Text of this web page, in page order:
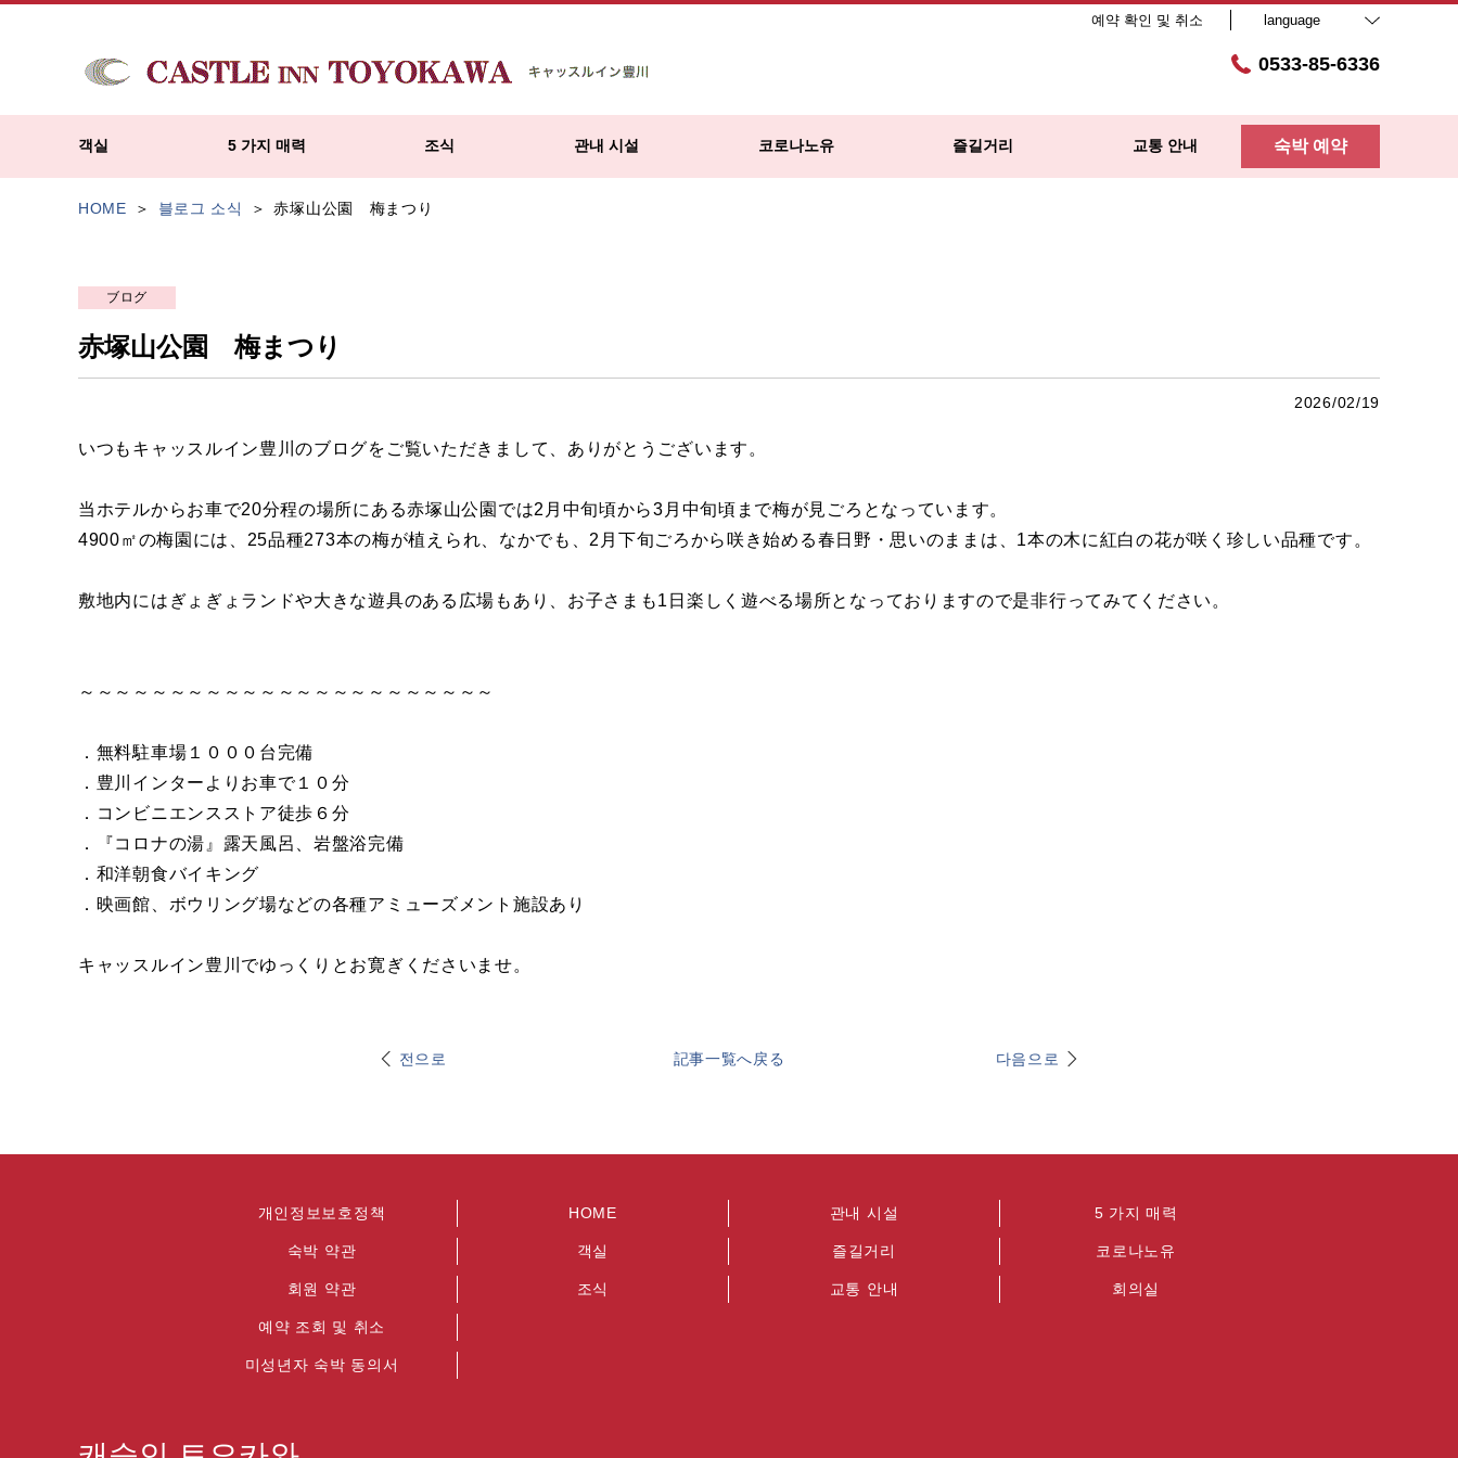
예약 확인 및 취소 language
0533-85-6336
객실 5 가지 매력 조식 관내 시설 코로나노유 즐길거리 교통 안내 숙박 예약
HOME 블로그 소식 赤塚山公園 梅まつり
ブログ
赤塚山公園 梅まつり
2026/02/19
いつもキャッスルイン豊川のブログをご覧いただきまして、ありがとうございます。
当ホテルからお車で20分程の場所にある赤塚山公園では2月中旬頃から3月中旬頃まで梅が見ごろとなっています。
4900㎡の梅園には、25品種273本の梅が植えられ、なかでも、2月下旬ごろから咲き始める春日野・思いのままは、1本の木に紅白の花が咲く珍しい品種です。
敷地内にはぎょぎょランドや大きな遊具のある広場もあり、お子さまも1日楽しく遊べる場所となっておりますので是非行ってみてください。
～～～～～～～～～～～～～～～～～～～～～～～
．無料駐車場１０００台完備
．豊川インターよりお車で１０分
．コンビニエンスストア徒歩６分
．『コロナの湯』露天風呂、岩盤浴完備
．和洋朝食バイキング
．映画館、ボウリング場などの各種アミューズメント施設あり
キャッスルイン豊川でゆっくりとお寛ぎくださいませ。
전으로 記事一覧へ戻る 다음으로
개인정보보호정책
숙박 약관
회원 약관
예약 조회 및 취소
미성년자 숙박 동의서
HOME
객실
조식
관내 시설
즐길거리
교통 안내
5 가지 매력
코로나노유
회의실